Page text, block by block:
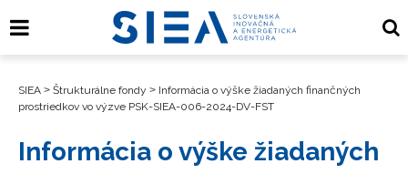
SIEA > Štrukturálne fondy > Informácia o výške žiadaných finančných
prostriedkov vo výzve PSK-SIEA-006-2024-DV-FST
Informácia o výške žiadaných